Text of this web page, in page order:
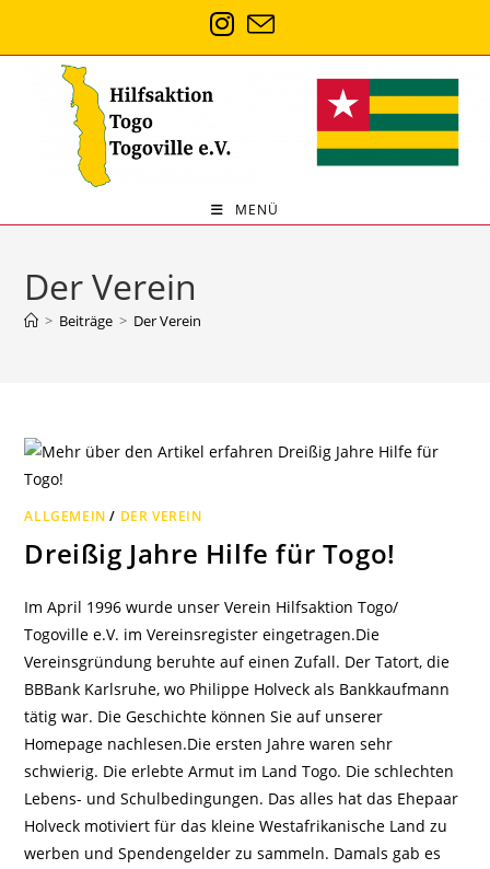
springen
MENÜ
Der Verein
> Beiträge > Der Verein
ALLGEMEIN / DER VEREIN
Dreißig Jahre Hilfe für Togo!
Im April 1996 wurde unser Verein Hilfsaktion Togo/
Togoville e.V. im Vereinsregister eingetragen.Die
Vereinsgründung beruhte auf einen Zufall. Der Tatort, die
BBBank Karlsruhe, wo Philippe Holveck als Bankkaufmann
tätig war. Die Geschichte können Sie auf unserer
Homepage nachlesen.Die ersten Jahre waren sehr
schwierig. Die erlebte Armut im Land Togo. Die schlechten
Lebens- und Schulbedingungen. Das alles hat das Ehepaar
Holveck motiviert für das kleine Westafrikanische Land zu
werben und Spendengelder zu sammeln. Damals gab es